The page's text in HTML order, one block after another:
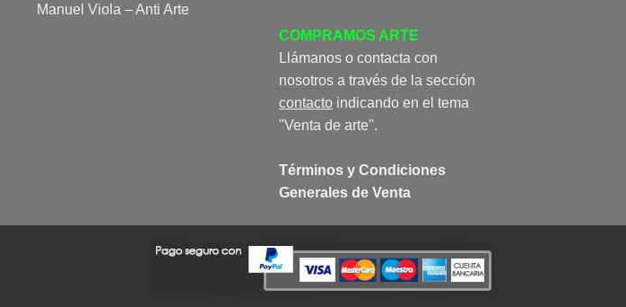
Manuel Viola – Anti Arte
COMPRAMOS ARTE
Llámanos o contacta con
nosotros a través de la sección
contacto indicando en el tema
"Venta de arte".
Términos y Condiciones
Generales de Venta